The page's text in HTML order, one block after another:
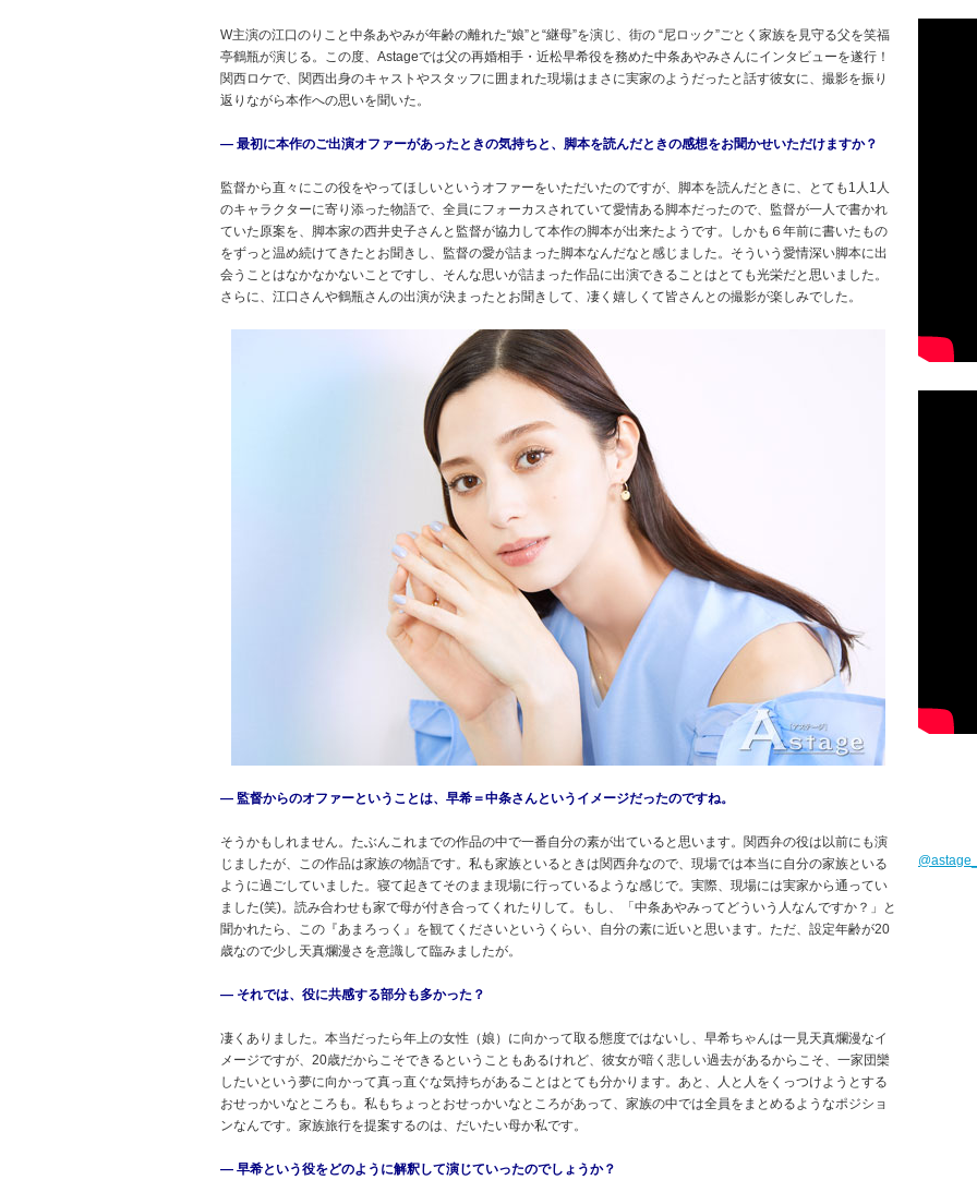
W主演の江口のりこと中条あやみが年齢の離れた“娘”と“継母”を演じ、街の “尼ロック”ごとく家族を見守る父を笑福
亭鶴瓶が演じる。この度、Astageでは父の再婚相手・近松早希役を務めた中条あやみさんにインタビューを遂行！
関西ロケで、関西出身のキャストやスタッフに囲まれた現場はまさに実家のようだったと話す彼女に、撮影を振り
返りながら本作への思いを聞いた。
― 最初に本作のご出演オファーがあったときの気持ちと、脚本を読んだときの感想をお聞かせいただけますか？
監督から直々にこの役をやってほしいというオファーをいただいたのですが、脚本を読んだときに、とても1人1人
のキャラクターに寄り添った物語で、全員にフォーカスされていて愛情ある脚本だったので、監督が一人で書かれ
ていた原案を、脚本家の西井史子さんと監督が協力して本作の脚本が出来たようです。しかも６年前に書いたもの
をずっと温め続けてきたとお聞きし、監督の愛が詰まった脚本なんだなと感じました。そういう愛情深い脚本に出
会うことはなかなかないことですし、そんな思いが詰まった作品に出演できることはとても光栄だと思いました。
さらに、江口さんや鶴瓶さんの出演が決まったとお聞きして、凄く嬉しくて皆さんとの撮影が楽しみでした。
― 監督からのオファーということは、早希＝中条さんというイメージだったのですね。
そうかもしれません。たぶんこれまでの作品の中で一番自分の素が出ていると思います。関西弁の役は以前にも演
じましたが、この作品は家族の物語です。私も家族といるときは関西弁なので、現場では本当に自分の家族といる
ように過ごしていました。寝て起きてそのまま現場に行っているような感じで。実際、現場には実家から通ってい
ました(笑)。読み合わせも家で母が付き合ってくれたりして。もし、「中条あやみってどういう人なんですか？」と
聞かれたら、この『あまろっく』を観てくださいというくらい、自分の素に近いと思います。ただ、設定年齢が20
歳なので少し天真爛漫さを意識して臨みましたが。
― それでは、役に共感する部分も多かった？
凄くありました。本当だったら年上の女性（娘）に向かって取る態度ではないし、早希ちゃんは一見天真爛漫なイ
メージですが、20歳だからこそできるということもあるけれど、彼女が暗く悲しい過去があるからこそ、一家団欒
したいという夢に向かって真っ直ぐな気持ちがあることはとても分かります。あと、人と人をくっつけようとする
おせっかいなところも。私もちょっとおせっかいなところがあって、家族の中では全員をまとめるようなポジショ
ンなんです。家族旅行を提案するのは、だいたい母か私です。
― 早希という役をどのように解釈して演じていったのでしょうか？